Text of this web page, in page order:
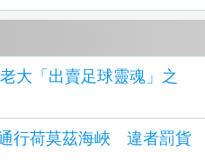
大「出賣足球靈魂」之
行荷莫茲海峽 違者罰貨